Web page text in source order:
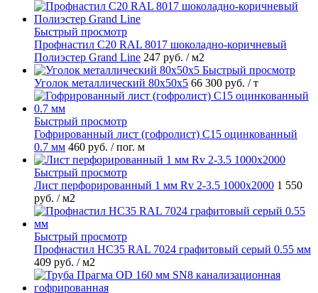
Быстрый просмотр
Профнастил С20 RAL 8017 шоколадно-коричневый
Полиэстер Grand Line 247 руб. / м2
Быстрый просмотр
Уголок металлический 80х50х5 66 300 руб. / т
Быстрый просмотр
Гофрированный лист (гофролист) С15 оцинкованный
0.7 мм 460 руб. / пог. м
Быстрый просмотр
Лист перфорированный 1 мм Rv 2-3.5 1000х2000 1 550
руб. / м2
Быстрый просмотр
Профнастил НС35 RAL 7024 графитовый серый 0.55 мм
409 руб. / м2